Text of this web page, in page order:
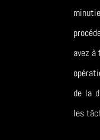
avez
de la
les